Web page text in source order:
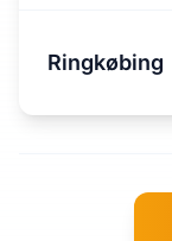
Ringkøbing